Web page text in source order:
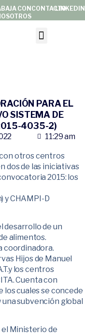
CONTACTOLINKEDIN
CON
PARA EL
SISTEMA DE
4035-2)
11:29 am
otros centros
dos de las iniciativas
2015: los
y CHAMPI-D
desarrollo de un
alimentos.
coordinadora.
Hijos de Manuel
los centros
Cuenta con
los cuales se concede
una subvención global
el Ministerio de